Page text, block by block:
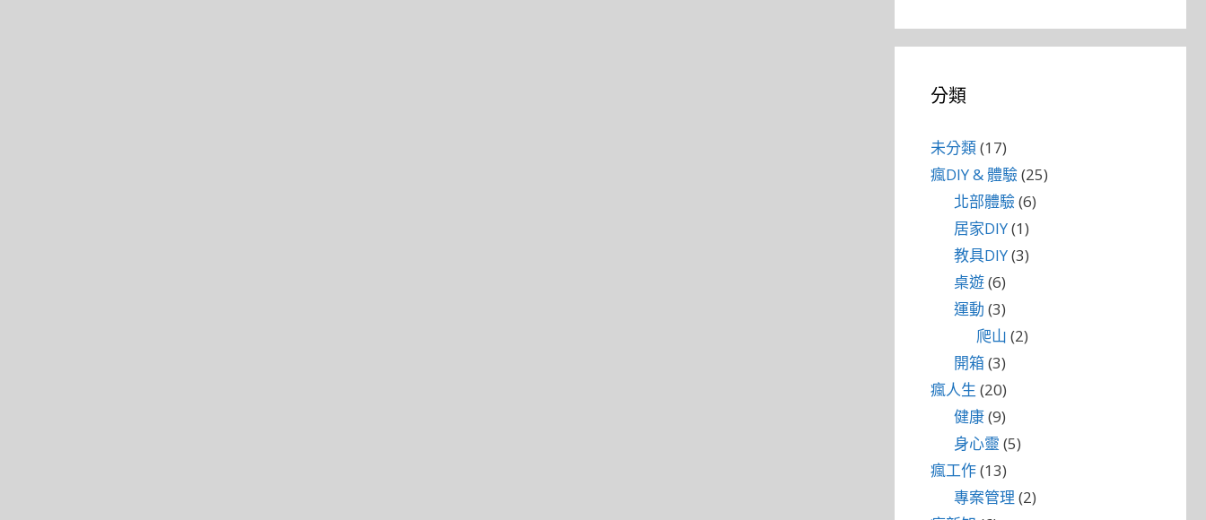
分類
未分類(17)
瘋DIY & 體驗(25)
北部體驗(6)
居家DIY(1)
教具DIY(3)
桌遊(6)
運動 (3)
爬山 (2)
開箱(3)
瘋人生 (20)
健康(9)
身心靈 (5)
瘋工作(13)
專案管理 (2)